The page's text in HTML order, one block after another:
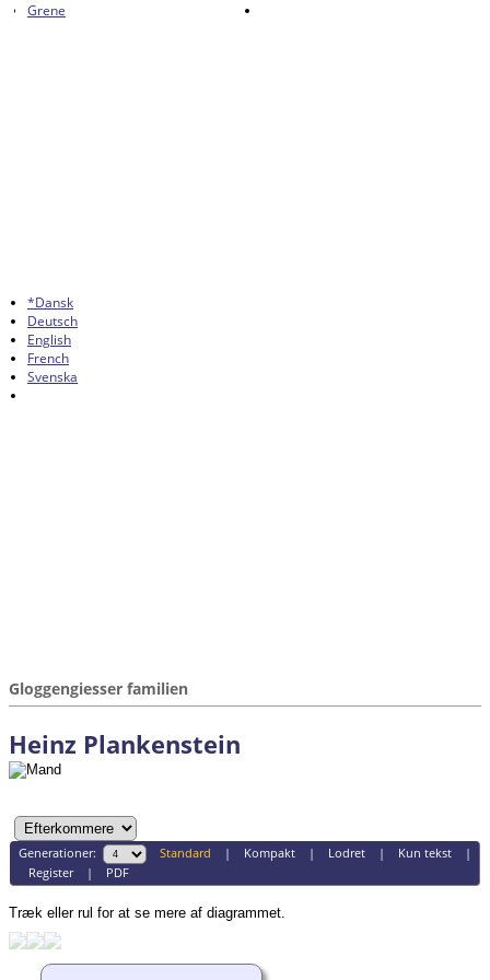
Grene
*Dansk
Deutsch
English
French
Svenska
Gloggengiesser familien
Heinz Plankenstein
Generationer: Standard | Kompakt| Lodret| Kun tekst|
Register| PDF
Træk eller rul for at se mere af diagrammet.